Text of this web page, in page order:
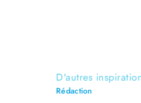
D'autres
Rédaction